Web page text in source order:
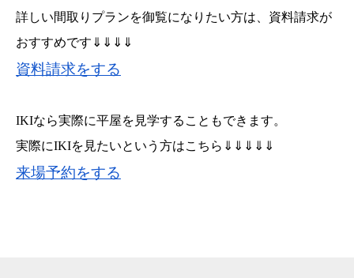
詳しい間取りプランを御覧になりたい方は、資料請求が
おすすめです⇓⇓⇓⇓
資料請求をする
IKIなら実際に平屋を見学することもできます。
実際にIKIを見たいという方はこちら⇓⇓⇓⇓⇓
来場予約をする